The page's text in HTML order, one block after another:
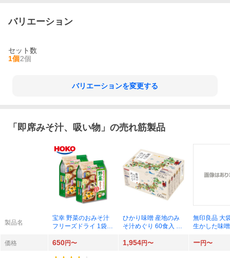
バリエーション
セット数
1個2個
バリエーションを変更する
「 即席みそ汁、吸い物 」の売れ筋製品
製品名
宝幸 野菜のおみそ汁
フリーズドライ 1袋
汁 お味噌汁
ひかり味噌 産地のみ
そ汁めぐり 60食入 5
無印良品 大
生かした味
価格
650円〜 1,954円〜 ー円〜